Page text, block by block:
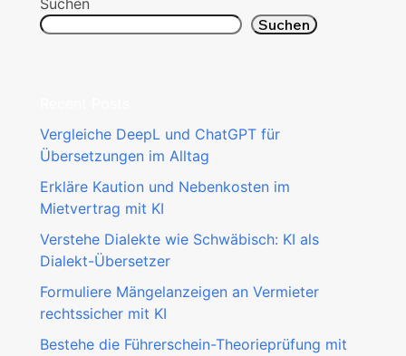
Suchen
Suchen
Vergleiche DeepL und ChatGPT für
Übersetzungen im Alltag
Erkläre Kaution und Nebenkosten im
Mietvertrag mit KI
Verstehe Dialekte wie Schwäbisch: KI als
Dialekt-Übersetzer
Formuliere Mängelanzeigen an Vermieter
rechtssicher mit KI
Bestehe die Führerschein-Theorieprüfung mit